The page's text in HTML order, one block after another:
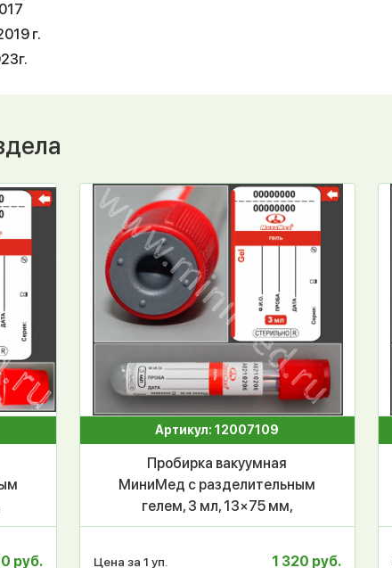
г.
руб.
Артикул: 12007109
Пробирка вакуумная
МиниМед с разделительным
гелем, 3 мл, 13×75 мм,
красный, ПЭТФ, уп.100 шт,
Цена за 1 уп. 1 320 руб.